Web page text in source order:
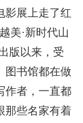
影展上走了红
美·新时代山
版以来，受
图书馆都在做
作者，一直都
那些名家有着